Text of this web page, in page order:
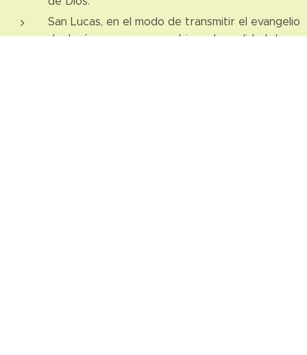
San Lucas, en el modo de transmitir el evangelio
de Jesús se acerca muy bien a la realidad de